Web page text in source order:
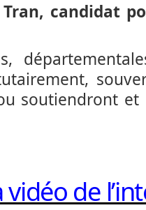
candidat
soutiendront
vidéo de